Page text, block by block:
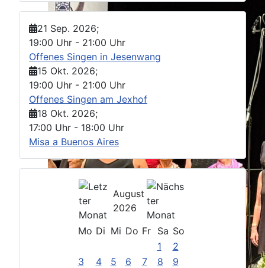
21 Sep. 2026;
19:00 Uhr - 21:00 Uhr
Offenes Singen in Jesenwang
15 Okt. 2026;
19:00 Uhr - 21:00 Uhr
Offenes Singen am Jexhof
18 Okt. 2026;
17:00 Uhr - 18:00 Uhr
Misa a Buenos Aires
August
2026
Mo Di Mi Do Fr Sa So
1
2
3
4 5 6 7 8
9